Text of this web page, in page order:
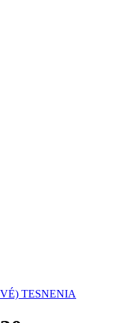
TESNENIA